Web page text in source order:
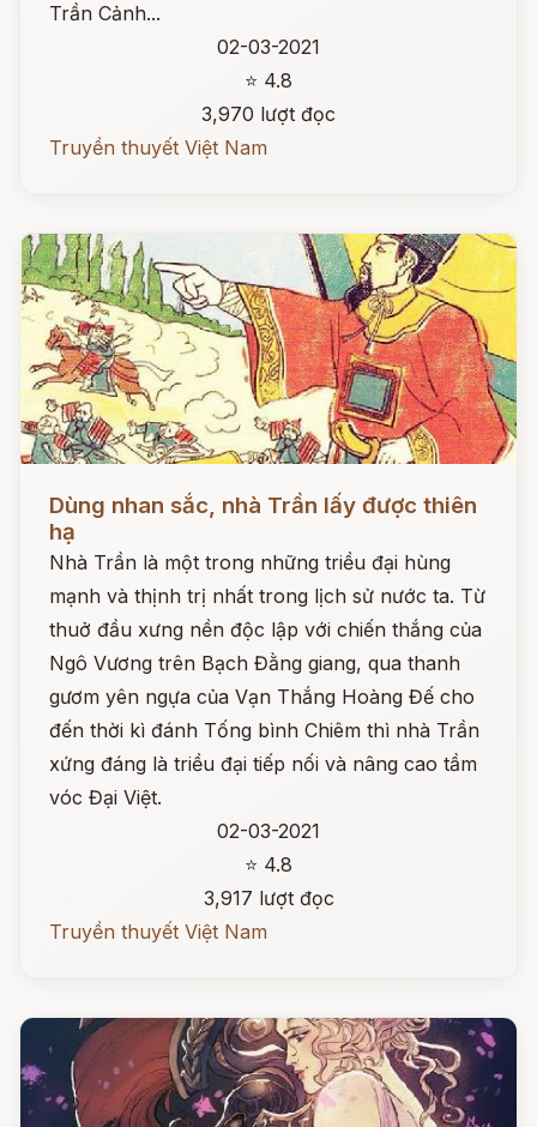
Trần Cảnh...
02-03-2021
⭐ 4.8
3,970 lượt đọc
Truyền thuyết Việt Nam
Dùng nhan sắc, nhà Trần lấy được thiên
hạ
Nhà Trần là một trong những triều đại hùng
mạnh và thịnh trị nhất trong lịch sử nước ta. Từ
thuở đầu xưng nền độc lập với chiến thắng của
Ngô Vương trên Bạch Đằng giang, qua thanh
gươm yên ngựa của Vạn Thắng Hoàng Đế cho
đến thời kì đánh Tống bình Chiêm thì nhà Trần
xứng đáng là triều đại tiếp nối và nâng cao tầm
vóc Đại Việt.
02-03-2021
⭐ 4.8
3,917 lượt đọc
Truyền thuyết Việt Nam